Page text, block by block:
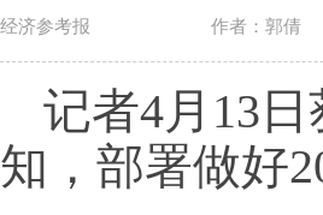
经济参考报 作者：郭倩
记者4月13
知，部署做好